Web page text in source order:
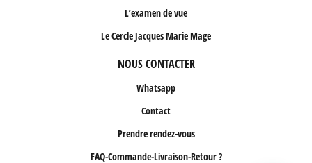
L’examen de vue
Le Cercle Jacques Marie Mage
NOUS CONTACTER
Whatsapp
Contact
Prendre rendez-vous
FAQ-Commande-Livraison-Retour ?